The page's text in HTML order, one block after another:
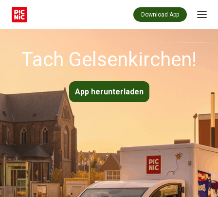
Download App
Tach Gelsenkirchen!
App herunterladen